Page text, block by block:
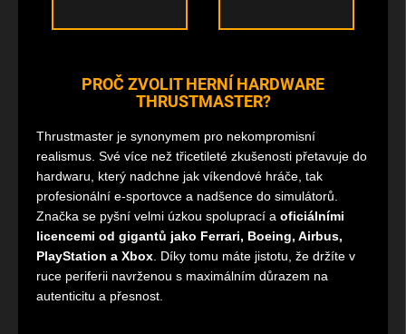
PROČ ZVOLIT HERNÍ HARDWARE
THRUSTMASTER?
Thrustmaster je synonymem pro nekompromisní
realismus. Své více než třicetileté zkušenosti přetavuje do
hardwaru, který nadchne jak víkendové hráče, tak
profesionální e-sportovce a nadšence do simulátorů.
Značka se pyšní velmi úzkou spoluprací a oficiálními
licencemi od gigantů jako Ferrari, Boeing, Airbus,
PlayStation a Xbox . Díky tomu máte jistotu, že držíte v
ruce periferii navrženou s maximálním důrazem na
autenticitu a přesnost.